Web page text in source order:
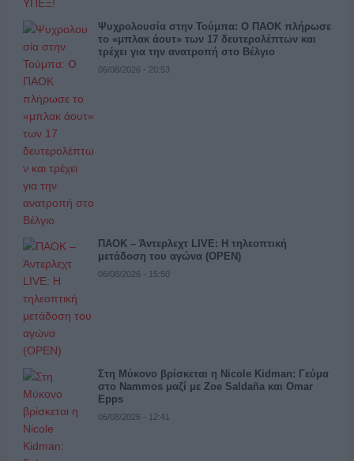
Ψυχρολουσία στην Τούμπα: Ο ΠΑΟΚ πλήρωσε
το «μπλακ άουτ» των 17 δευτερολέπτων και
τρέχει για την ανατροπή στο Βέλγιο
06/08/2026 - 20:53
ΠΑΟΚ – Άντερλεχτ LIVE: Η τηλεοπτική
μετάδοση του αγώνα (OPEN)
06/08/2026 - 15:50
Στη Μύκονο βρίσκεται η Nicole Kidman: Γεύμα
στο Nammos μαζί με Zoe Saldaña και Omar
Epps
06/08/2026 - 12:41